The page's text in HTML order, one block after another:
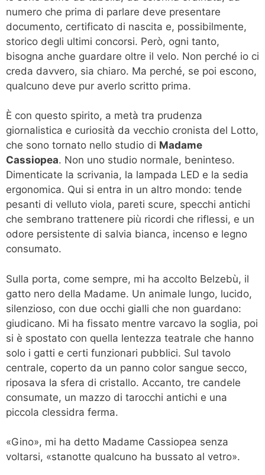
numero che prima di parlare deve presentare
documento, certificato di nascita e, possibilmente,
storico degli ultimi concorsi. Però, ogni tanto,
bisogna anche guardare oltre il velo. Non perché io ci
creda davvero, sia chiaro. Ma perché, se poi escono,
qualcuno deve pur averlo scritto prima.
È con questo spirito, a metà tra prudenza
giornalistica e curiosità da vecchio cronista del Lotto,
che sono tornato nello studio di Madame
Cassiopea. Non uno studio normale, beninteso.
Dimenticate la scrivania, la lampada LED e la sedia
ergonomica. Qui si entra in un altro mondo: tende
pesanti di velluto viola, pareti scure, specchi antichi
che sembrano trattenere più ricordi che riflessi, e un
odore persistente di salvia bianca, incenso e legno
consumato.
Sulla porta, come sempre, mi ha accolto Belzebù, il
gatto nero della Madame. Un animale lungo, lucido,
silenzioso, con due occhi gialli che non guardano:
giudicano. Mi ha fissato mentre varcavo la soglia, poi
si è spostato con quella lentezza teatrale che hanno
solo i gatti e certi funzionari pubblici. Sul tavolo
centrale, coperto da un panno color sangue secco,
riposava la sfera di cristallo. Accanto, tre candele
consumate, un mazzo di tarocchi antichi e una
piccola clessidra ferma.
«Gino», mi ha detto Madame Cassiopea senza
voltarsi, «stanotte qualcuno ha bussato al vetro».